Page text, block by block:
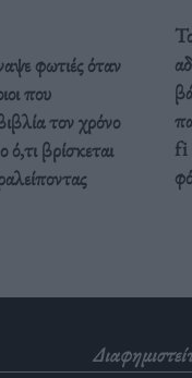
φωτιές όταν
που
τον χρόνο
βρίσκεται
fi